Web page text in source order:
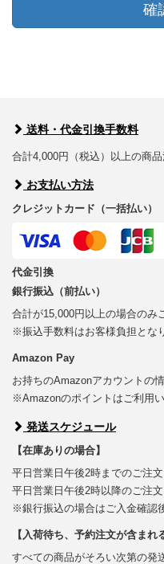
確
送料・代金引換手数料
合計4,000円（税込）以上の商
お支払い方法
クレジットカード（一括払い）
代金引換
銀行振込（前払い）
合計が15,000円以上の場合のみ
※振込手数料はお客様負担とな
Amazon Pay
お持ちのAmazonアカウントの
※Amazonのポイントはご利用い
発送スケジュール
【在庫ありの場合】
平日営業日午後2時までのご注
平日営業日午後2時以降のご注
※銀行振込の場合はご入金確認
【入荷待ち、予約注文が含まれ
すべての商品がそろい次第の発